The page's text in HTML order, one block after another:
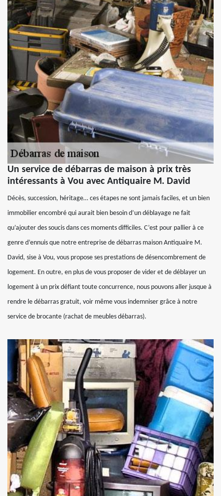
Un service de débarras de maison à prix très
intéressants à Vou avec Antiquaire M. David
Décès, succession, héritage… ces étapes ne sont jamais faciles, et un bien
immobilier encombré qui aurait bien besoin d’un déblayage ne fait
qu’ajouter des soucis dans ces moments difficiles. C’est pour pallier à ce
genre d’ennuis que notre entreprise de débarras maison Antiquaire M.
David, sise à Vou, vous propose ses prestations de désencombrement de
logement. En outre, en plus de vous proposer de vider et de déblayer un
logement à un prix défiant toute concurrence, nous pouvons aller jusque à
rendre le débarras gratuit, voir même vous indemniser grâce à notre
service de brocante (rachat de meubles débarras).